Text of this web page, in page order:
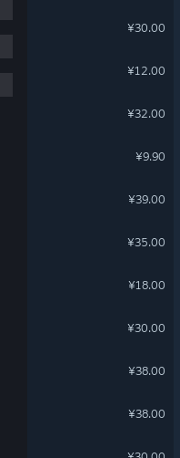
¥30.00
¥12.00
¥32.00
¥9.90
¥39.00
¥35.00
¥18.00
¥30.00
¥38.00
¥38.00